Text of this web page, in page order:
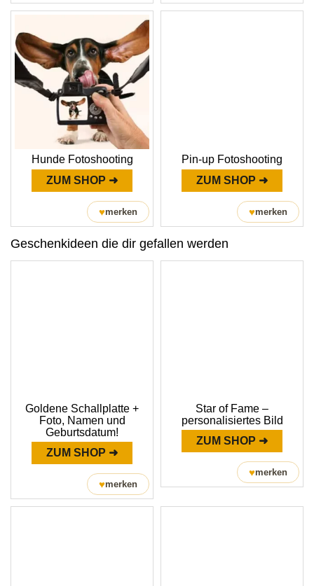
Hunde Fotoshooting
ZUM SHOP ➜
♥merken
Pin-up Fotoshooting
ZUM SHOP ➜
♥merken
Geschenkideen die dir gefallen werden
Goldene Schallplatte +
Foto, Namen und
Geburtsdatum!
ZUM SHOP ➜
♥merken
Star of Fame –
personalisiertes Bild
ZUM SHOP ➜
♥merken